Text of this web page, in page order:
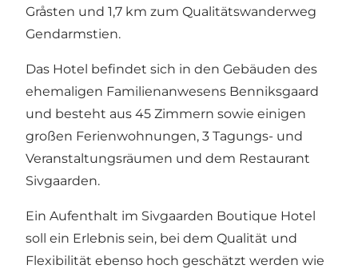
Gråsten und 1,7 km zum Qualitätswanderweg
Gendarmstien.
Das Hotel befindet sich in den Gebäuden des
ehemaligen Familienanwesens Benniksgaard
und besteht aus 45 Zimmern sowie einigen
großen Ferienwohnungen, 3 Tagungs- und
Veranstaltungsräumen und dem Restaurant
Sivgaarden.
Ein Aufenthalt im Sivgaarden Boutique Hotel
soll ein Erlebnis sein, bei dem Qualität und
Flexibilität ebenso hoch geschätzt werden wie